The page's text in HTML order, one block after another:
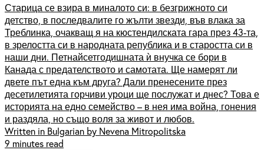
Старица се взира в миналото си: в безгрижното си
детство, в последвалите го жълти звезди, във влака за
Треблинка, очакващ я на кюстендилската гара през 43-та,
в зрелостта си в народната република и в старостта си в
наши дни. Петнайсетгодишната ѝ внучка се бори в
Канада с предателството и самотата. Ще намерят ли
двете път една към друга? Дали пренесените през
десетилетията горчиви уроци ще послужат и днес? Това е
историята на едно семейство – в нея има война, гонения
и раздяла, но също воля за живот и любов.
Written in Bulgarian by Nevena Mitropolitska
9 minutes read